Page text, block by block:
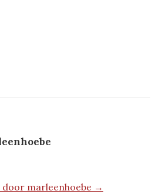
door marleenhoebe →